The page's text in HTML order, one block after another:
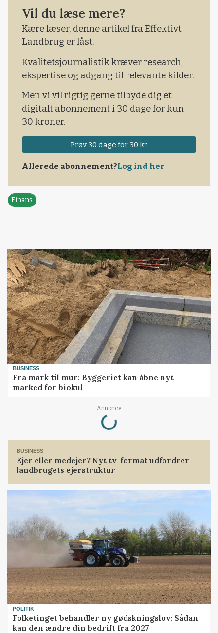
onsdag middag var på 77,90 dollars pr. tønde.
Også det amerikanske WTI future faldt med
0,75 procent til 73,22 dollars. Det oplyser
nyhedsbureauet Reuters.
Vil du læse mere?
Kære læser, denne artikel fra Effektivt
Landbrug er låst.
Kvalitetsjournalistik kræver research,
ekspertise og adgang til relevante kilder.
Men vi vil rigtig gerne tilbyde dig et
digitalt abonnement i 30 dage for kun
30 kroner.
Prøv 30 dage for 30 kr
Allerede abonnement?Log ind her
Finans
BUSINESS
Fra mark til mur: Byggeriet kan åbne nyt
marked for biokul
Annonce
Loading...
BUSINESS
Ejer eller medejer? Nyt tv-format udfordrer
landbrugets ejerstruktur
POLITIK
Folketinget behandler ny gødskningslov: Sådan
kan den ændre din bedrift fra 2027